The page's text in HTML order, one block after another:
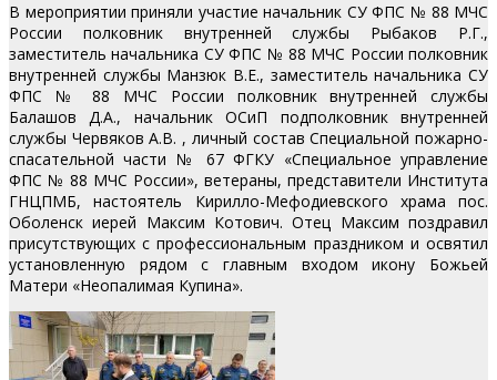
В мероприятии приняли участие начальник СУ ФПС № 88 МЧС
России полковник внутренней службы Рыбаков Р.Г.,
заместитель начальника СУ ФПС № 88 МЧС России полковник
внутренней службы Манзюк В.Е., заместитель начальника СУ
ФПС № 88 МЧС России полковник внутренней службы
Балашов Д.А., начальник ОСиП подполковник внутренней
службы Червяков А.В. , личный состав Специальной пожарно-
спасательной части № 67 ФГКУ «Специальное управление
ФПС № 88 МЧС России», ветераны, представители Института
ГНЦПМБ, настоятель Кирилло-Мефодиевского храма пос.
Оболенск иерей Максим Котович. Отец Максим поздравил
присутствующих с профессиональным праздником и освятил
установленную рядом с главным входом икону Божьей
Матери «Неопалимая Купина».